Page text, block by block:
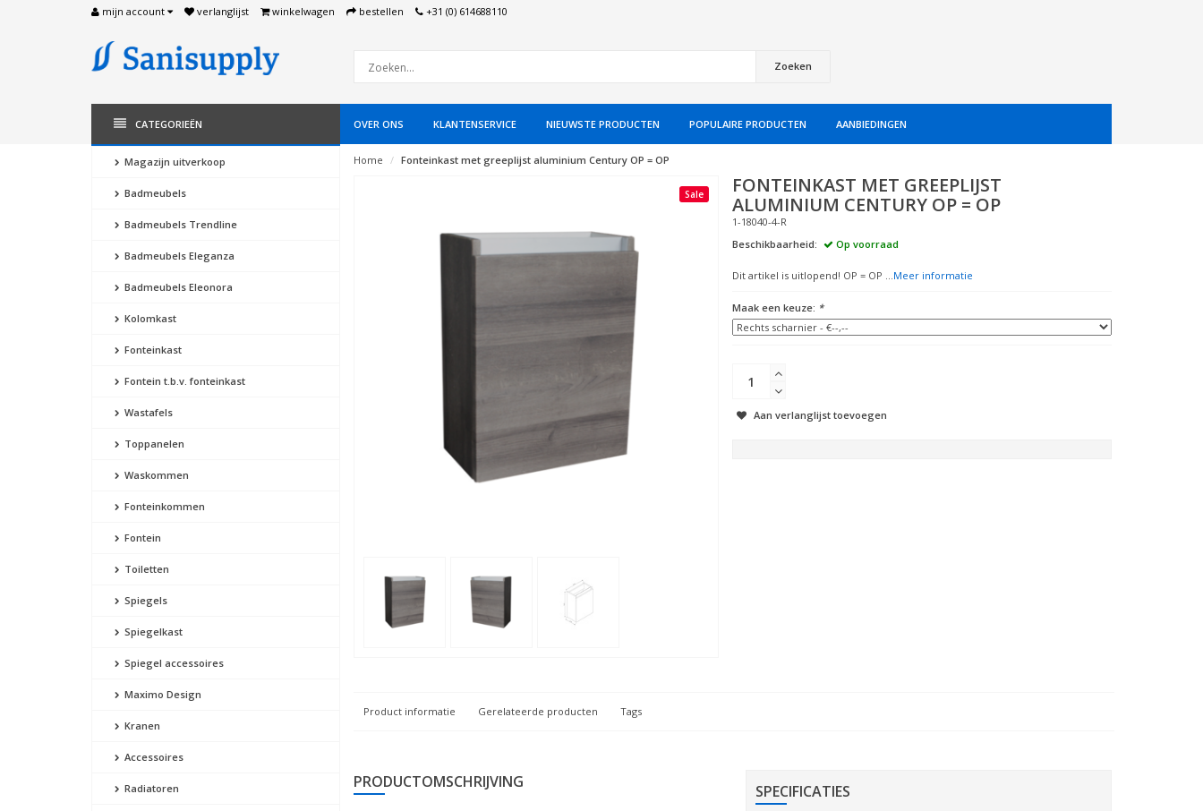
mijn account verlanglijst winkelwagen bestellen +31 (0) 614688110
Zoeken
CATEGORIEËN OVER ONS KLANTENSERVICE NIEUWSTE PRODUCTEN POPULAIRE PRODUCTEN AANBIEDINGEN
Magazijn uitverkoop
Badmeubels
Badmeubels Trendline
Badmeubels Eleganza
Badmeubels Eleonora
Kolomkast
Fonteinkast
Fontein t.b.v. fonteinkast
Wastafels
Toppanelen
Waskommen
Fonteinkommen
Fontein
Toiletten
Spiegels
Spiegelkast
Spiegel accessoires
Maximo Design
Kranen
Accessoires
Radiatoren
Home Fonteinkast met greeplijst aluminium Century OP = OP
Sale
FONTEINKAST MET GREEPLIJST
ALUMINIUM CENTURY OP = OP
1-18040-4-R
Beschikbaarheid:
Op voorraad
Dit artikel is uitlopend! OP = OP ...Meer informatie
Maak een keuze: *
Aan verlanglijst toevoegen
Product informatie Gerelateerde producten Tags
PRODUCTOMSCHRIJVING SPECIFICATIES